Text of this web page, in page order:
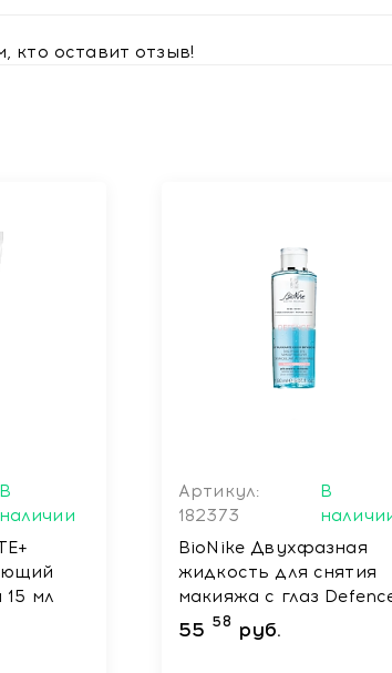
кто оставит отзыв!
В
наличии
мл
Артикул:
182373
В
BioNike Двухфазная
жидкость для снятия
макияжа с глаз
Two-phase eye makeup
remover, 150 мл
55 58 руб.